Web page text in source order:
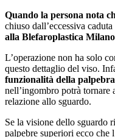
Quando la persona nota
chiuso dall’eccessiva
alla Blefaroplastica Milano
L’operazione non ha solo
questo dettaglio del viso.
funzionalità della palpebra
nell’ingombro potrà tornare
relazione allo sguardo.
Se la visione dello sguardo
palpebre superiori ecco che